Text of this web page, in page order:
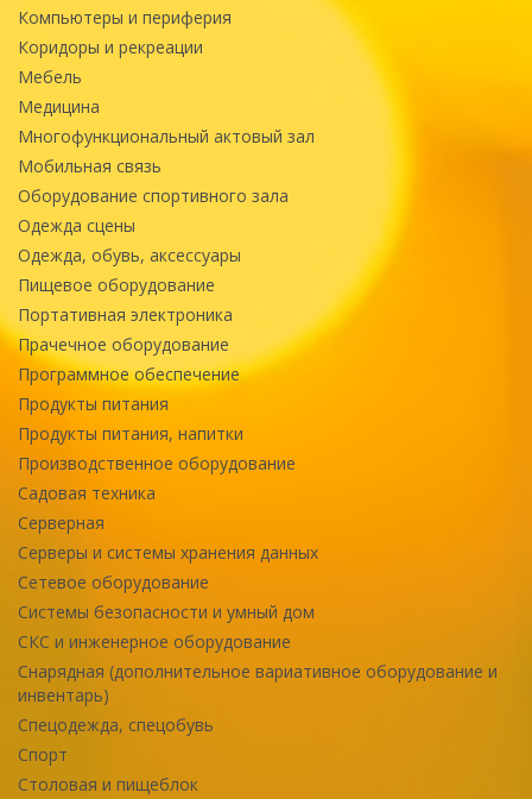
Компьютеры и периферия
Коридоры и рекреации
Мебель
Медицина
Многофункциональный актовый зал
Мобильная связь
Оборудование спортивного зала
Одежда сцены
Одежда, обувь, аксессуары
Пищевое оборудование
Портативная электроника
Прачечное оборудование
Программное обеспечение
Продукты питания
Продукты питания, напитки
Производственное оборудование
Садовая техника
Серверная
Серверы и системы хранения данных
Сетевое оборудование
Системы безопасности и умный дом
СКС и инженерное оборудование
Снарядная (дополнительное вариативное оборудование и
инвентарь)
Спецодежда, спецобувь
Спорт
Столовая и пищеблок